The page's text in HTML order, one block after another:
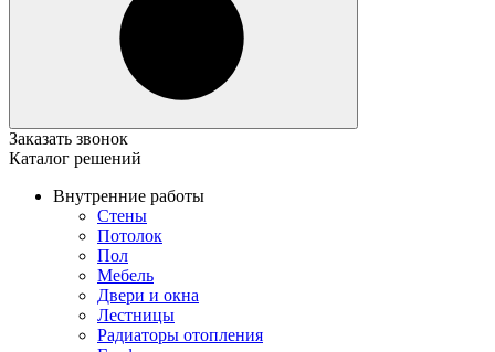
Заказать звонок
Каталог решений
Внутренние работы
Стены
Потолок
Пол
Мебель
Двери и окна
Лестницы
Радиаторы отопления